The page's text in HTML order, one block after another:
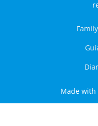
Made with